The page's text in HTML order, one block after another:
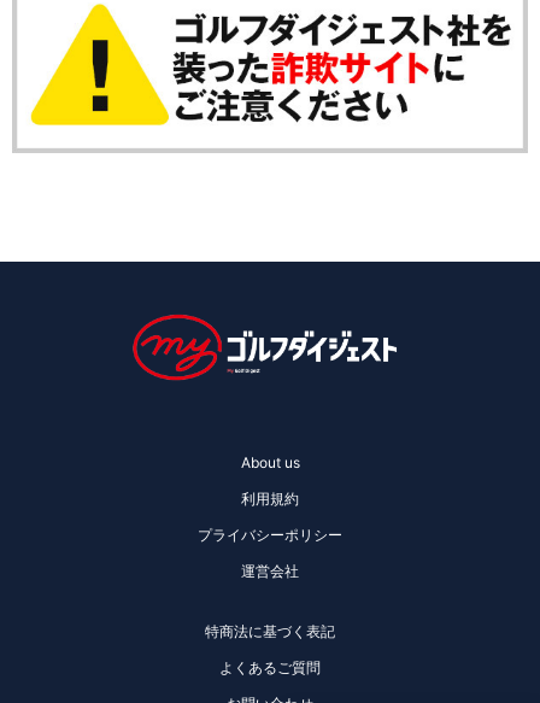
About us
利用規約
プライバシーポリシー
運営会社
特商法に基づく表記
よくあるご質問